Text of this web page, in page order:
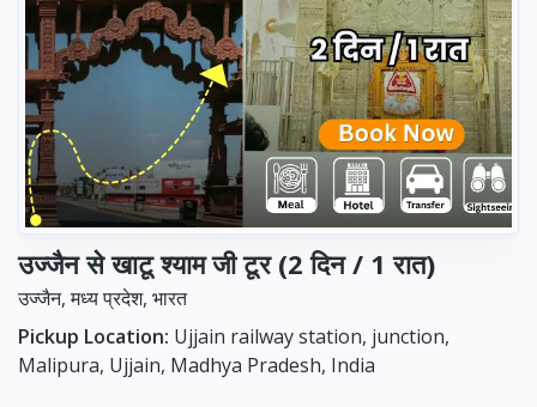
उज्जैन से खाटू श्याम जी टूर (2 दिन / 1 रात)
उज्जैन, मध्य प्रदेश, भारत
Pickup Location: Ujjain railway station, junction,
Malipura, Ujjain, Madhya Pradesh, India